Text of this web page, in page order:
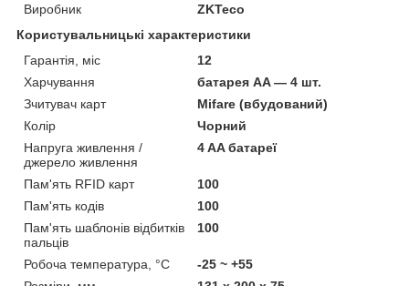
Виробник
ZKTeco
Користувальницькі характеристики
Гарантія, міс
12
Харчування
батарея AA — 4 шт.
Зчитувач карт
Mifare (вбудований)
Колір
Чорний
Напруга живлення /
джерело живлення
4 AA батареї
Пам'ять RFID карт
100
Пам'ять кодів
100
Пам'ять шаблонів відбитків
пальців
100
Робоча температура, °C
-25 ~ +55